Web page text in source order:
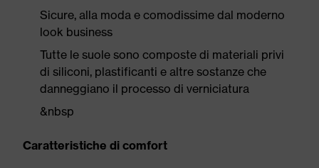
Sicure, alla moda e comodissime dal moderno
look business
Tutte le suole sono composte di materiali privi
di siliconi, plastificanti e altre sostanze che
danneggiano il processo di verniciatura
&nbsp
Caratteristiche di comfort